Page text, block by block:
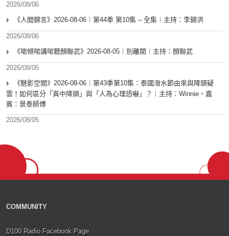
2026/08/06
《人間錦言》2026-08-06︱第44季 第10集 – 全集︱主持：李錦洪
2026/08/06
《啱傾啱講啱聽顏聯武》2026-08-05︱別離開︱主持：顏聯武
2026/08/05
《魅影空間》2026-08-06︱第43季第10集：泰國潑水節由來與降頭疑
雲！如何區分「真中降頭」與「人為心理恐嚇」？︱主持：Winnie，嘉
賓：景泰師傅
2026/08/05
COMMUNITY
D100 Radio Facebook Page